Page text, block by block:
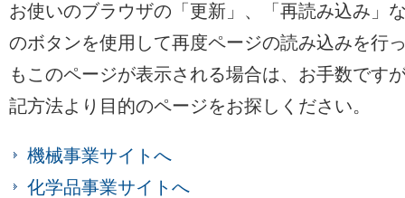
お使いのブラウザの「更新」、「再読み込み」
のボタンを使用して再度ページの読み込みを行
もこのページが表示される場合は、 お手数です
記方法より目的のページをお探しください。
機械事業サイトへ
化学品事業サイトへ